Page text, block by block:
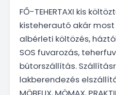
FŐ-TEHERTAXI kis
kisteherautó akár
albérleti költözés,
SOS fuvarozás,
bútorszállítás.
lakberendezés